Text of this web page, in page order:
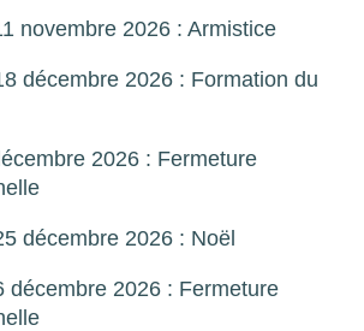
novembre 2026 : Armistice
décembre 2026 : Formation du
2026 : Fermeture
décembre 2026 : Noël
décembre 2026 : Fermeture